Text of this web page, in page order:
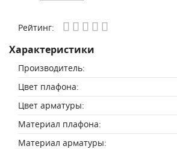
Рейтинг:
Характеристики
Производитель:
Цвет плафона:
Цвет арматуры:
Материал плафона:
Материал арматуры: